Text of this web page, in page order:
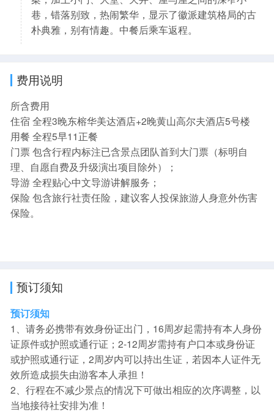
巷，错落别致，热闹繁华，显示了徽派建筑格局的古
朴典雅，别有情趣。中餐后乘车返程。
费用说明
所含费用
住宿 全程3晚东榕华美达酒店+2晚黄山高尔夫酒店5号楼
用餐 全程5早11正餐
门票 包含行程内标注已含景点团队首到大门票（标明自
理、自愿自费及升级演出项目除外）；
导游 全程贴心中文导游讲解服务；
保险 包含旅行社责任险，建议客人投保旅游人身意外伤害
保险。
预订须知
预订须知
1、请务必携带有效身份证出门，16周岁起需持有本人身份
证原件或护照或通行证；2-12周岁需持有户口本或身份证
或护照或通行证，2周岁内可以持出生证，若因本人证件无
效所造成损失由游客本人承担！
2、行程在不减少景点的情况下可做出相应的次序调整，以
当地接待社安排为准！